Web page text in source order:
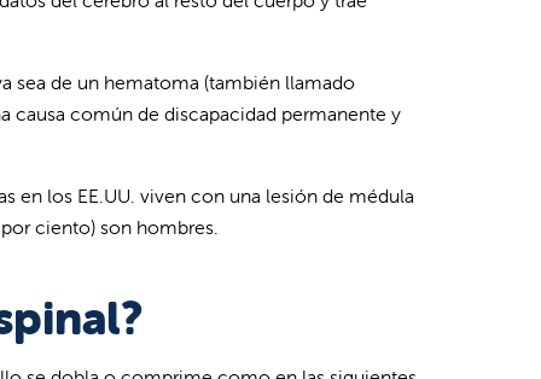
sea de un hematoma (también llamado
causa común de discapacidad permanente y
en los EE.UU. viven con una lesión de médula
ciento) son hombres.